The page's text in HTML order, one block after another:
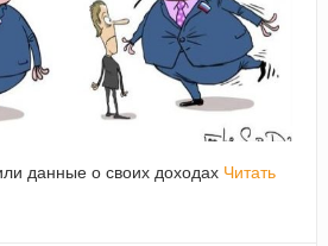
данные о своих доходах Читать